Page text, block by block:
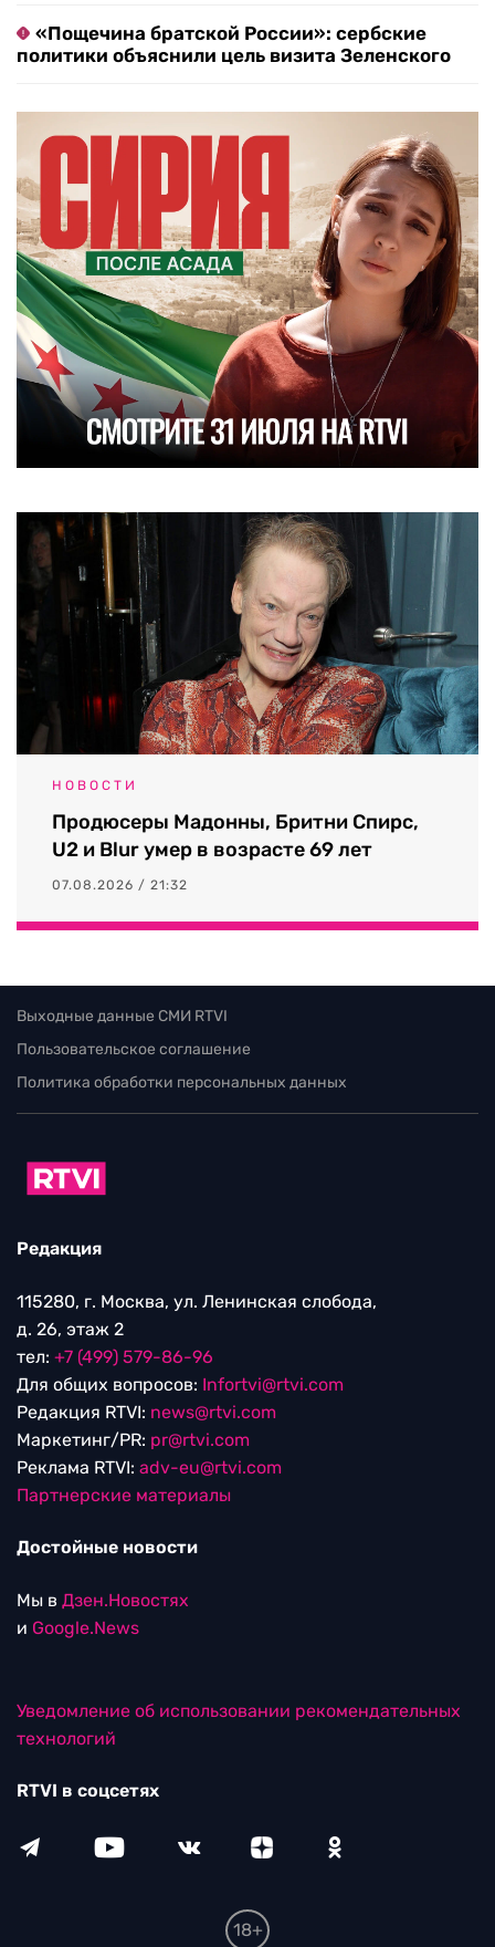
«Пощечина братской России»: сербские
политики объяснили цель визита Зеленского
НОВОСТИ
Продюсеры Мадонны, Бритни Спирс,
U2 и Blur умер в возрасте 69 лет
07.08.2026 / 21:32
Выходные данные СМИ RTVI
Пользовательское соглашение
Политика обработки персональных данных
Редакция
115280, г. Москва, ул. Ленинская слобода,
д. 26, этаж 2
тел: +7 (499) 579-86-96
Для общих вопросов: Infortvi@rtvi.com
Редакция RTVI: news@rtvi.com
Маркетинг/PR: pr@rtvi.com
Реклама RTVI: adv-eu@rtvi.com
Партнерские материалы
Достойные новости
Мы в Дзен.Новостях
и Google.News
Уведомление об использовании рекомендательных
технологий
RTVI в соцсетях
18+